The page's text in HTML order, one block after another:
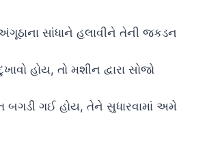
અંગૂઠાના સાંધાને હલાવીને તેની જકડન
હોય, તો મશીન દ્વારા સોજો
બગડી ગઈ હોય, તેને સુધારવામાં અમે